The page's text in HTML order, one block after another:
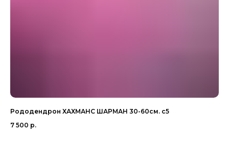
Рододендрон ХАХМАНС ШАРМАН 30-60см. с5
7 500 р.